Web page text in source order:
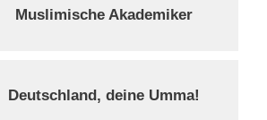
Muslimische Akademiker
Deutschland, deine Umma!